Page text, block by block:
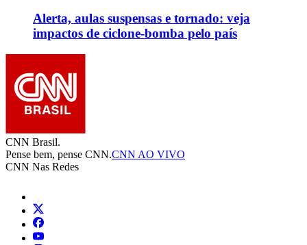
Alerta, aulas suspensas e tornado: veja
impactos de ciclone-bomba pelo país
CNN Brasil.
Pense bem, pense CNN.CNN AO VIVO
CNN Nas Redes